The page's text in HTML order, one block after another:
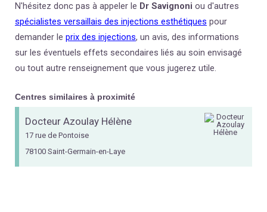
N'hésitez donc pas à appeler le Dr Savignoni ou d'autres
spécialistes versaillais des injections esthétiques pour
demander le prix des injections, un avis, des informations
sur les éventuels effets secondaires liés au soin envisagé
ou tout autre renseignement que vous jugerez utile.
Centres similaires à proximité
Docteur Azoulay Hélène
17 rue de Pontoise
78100 Saint-Germain-en-Laye